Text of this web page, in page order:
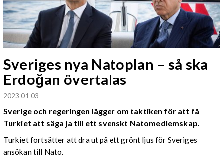
Sveriges nya Natoplan – så ska
Erdoğan övertalas
2023 01 03
Sverige och regeringen lägger om taktiken för att få
Turkiet att säga ja till ett svenskt Natomedlemskap.
Turkiet fortsätter att dra ut på ett grönt ljus för Sveriges
ansökan till Nato.